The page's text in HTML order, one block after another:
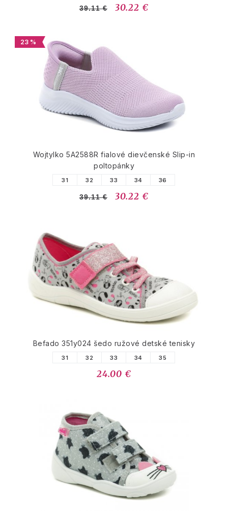
39.11 € 30.22 €
23 %
Wojtylko 5A2588R fialové dievčenské Slip-in
poltopánky
31 32 33 34 36
39.11 € 30.22 €
Befado 351y024 šedo ružové detské tenisky
31 32 33 34 35
24.00 €